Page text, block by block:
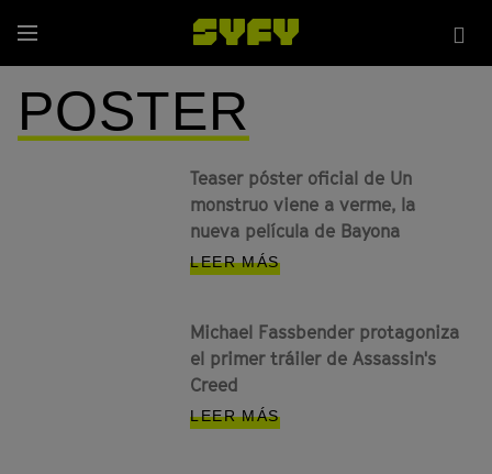
contenido
principal
Menú
POSTER
Teaser póster oficial de Un
monstruo viene a verme, la
nueva película de Bayona
LEER MÁS
Michael Fassbender protagoniza
el primer tráiler de Assassin's
Creed
LEER MÁS